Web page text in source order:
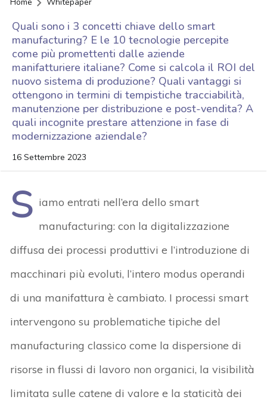
Quali sono i 3 concetti chiave dello smart
manufacturing? E le 10 tecnologie percepite
come più promettenti dalle aziende
manifatturiere italiane? Come si calcola il ROI del
nuovo sistema di produzione? Quali vantaggi si
ottengono in termini di tempistiche tracciabilità,
manutenzione per distribuzione e post-vendita? A
quali incognite prestare attenzione in fase di
modernizzazione aziendale?
16 Settembre 2023
S iamo entrati nell’era dello smart
manufacturing: con la digitalizzazione
diffusa dei processi produttivi e l’introduzione di
macchinari più evoluti, l’intero modus operandi
di una manifattura è cambiato. I processi smart
intervengono su problematiche tipiche del
manufacturing classico come la dispersione di
risorse in flussi di lavoro non organici, la visibilità
limitata sulle catene di valore e la staticità dei